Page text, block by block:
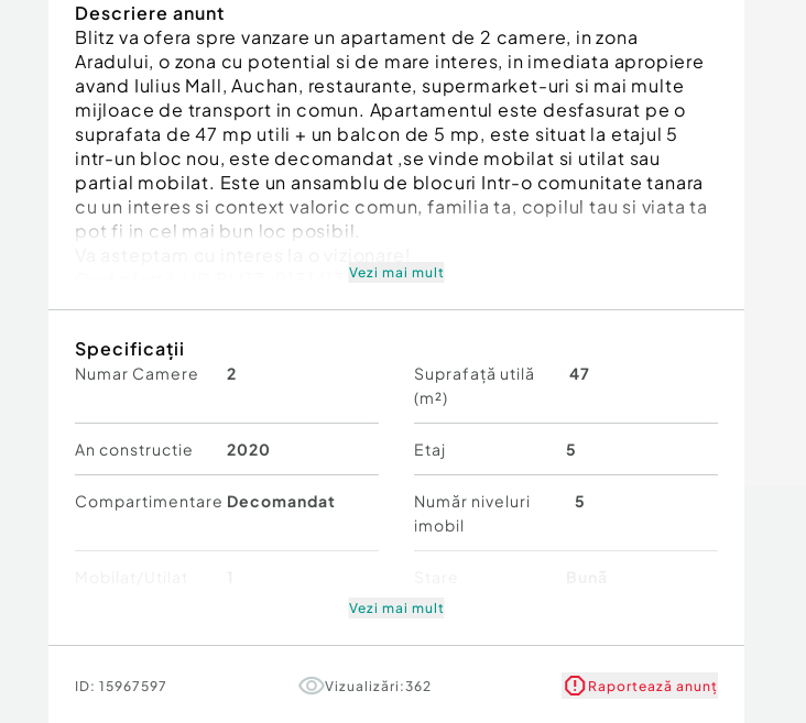
Descriere anunt
Blitz va ofera spre vanzare un apartament de 2 camere, in zona
Aradului, o zona cu potential si de mare interes, in imediata apropiere
avand Iulius Mall, Auchan, restaurante, supermarket-uri si mai multe
mijloace de transport in comun. Apartamentul este desfasurat pe o
suprafata de 47 mp utili + un balcon de 5 mp, este situat la etajul 5
intr-un bloc nou, este decomandat ,se vinde mobilat si utilat sau
partial mobilat. Este un ansamblu de blocuri Intr-o comunitate tanara
cu un interes si context valoric comun, familia ta, copilul tau si viata ta
pot fi in cel mai bun loc posibil.
Confort:1
Tip imobil:Bloc de apartamente
Nr. locuri parcare:1
Vezi mai mult
Specificații
Numar Camere 2
Suprafață utilă
(m²)
47
An constructie 2020 Etaj 5
Compartimentare Decomandat
Număr niveluri
imobil
5
Vezi mai mult
ID: 15967597 Vizualizări:362 Raportează anunț